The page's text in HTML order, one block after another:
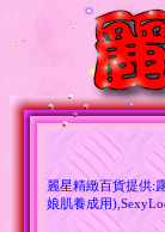
麗星精緻百貨提供:
娘肌養成用